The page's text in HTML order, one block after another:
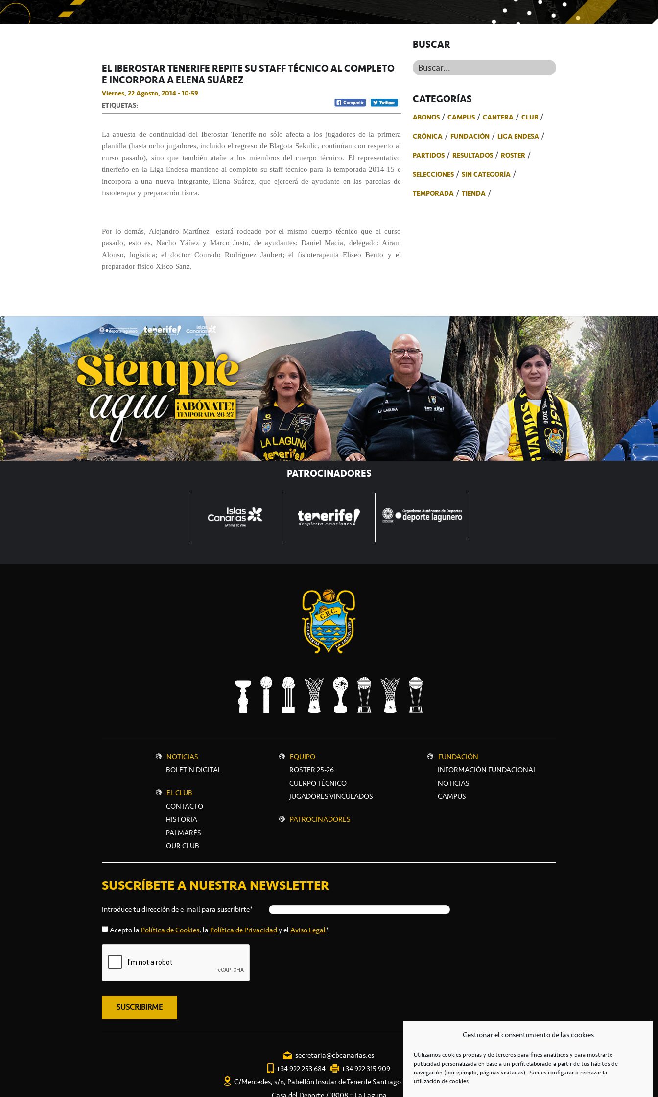
Gestionar el consentimiento de las cookies
Utilizamos cookies propias y de terceros para fines analíticos y para mostrarte
publicidad personalizada en base a un perfil elaborado a partir de tus hábitos de
navegación (por ejemplo, páginas visitadas). Puedes configurar o rechazar la
utilización de cookies.
EL IBEROSTAR TENERIFE REPITE SU STAFF TÉCNICO AL COMPLETO
E INCORPORA A ELENA SUÁREZ
Viernes, 22 Agosto, 2014 - 10:59
ETIQUETAS:
La apuesta de continuidad del Iberostar Tenerife no sólo afecta a los jugadores de la primera
plantilla (hasta ocho jugadores, incluido el regreso de Blagota Sekulic, continúan con respecto al
curso pasado), sino que también atañe a los miembros del cuerpo técnico. El representativo
tinerfeño en la Liga Endesa mantiene al completo su staff técnico para la temporada 2014-15 e
incorpora a una nueva integrante, Elena Suárez, que ejercerá de ayudante en las parcelas de
fisioterapia y preparación física.
Por lo demás, Alejandro Martínezestará rodeado por el mismo cuerpo técnico que el curso
pasado, esto es, Nacho Yáñez y Marco Justo, de ayudantes; Daniel Macía, delegado; Airam
Alonso, logística; el doctor Conrado Rodríguez Jaubert; el fisioterapeuta Eliseo Bento y el
preparador físico Xisco Sanz.
BUSCAR
Buscar...
CATEGORÍAS
ABONOS CAMPUS CANTERA
CLUB
CRÓNICA
FUNDACIÓN
LIGA ENDESA
PARTIDOS
RESULTADOS
ROSTER
SELECCIONES
SIN CATEGORÍA
TEMPORADA
TIENDA
PATROCINADORES
NOTICIAS
BOLETÍN DIGITAL
EL CLUB
CONTACTO
HISTORIA
PALMARÉS
OUR CLUB
EQUIPO
ROSTER 25-26
CUERPO TÉCNICO
JUGADORES VINCULADOS
PATROCINADORES
FUNDACIÓN
INFORMACIÓN FUNDACIONAL
NOTICIAS
CAMPUS
SUSCRÍBETE A NUESTRA NEWSLETTER
Introduce tu dirección de e-mail para suscribirte*
Acepto la Política de Cookies, la Política de Privacidady elAviso Legal*
secretaria@cbcanarias.es
+34 922 253 684
+34 922 315 909
C/Mercedes, s/n, Pabellón Insular de Tenerife Santiago Martín